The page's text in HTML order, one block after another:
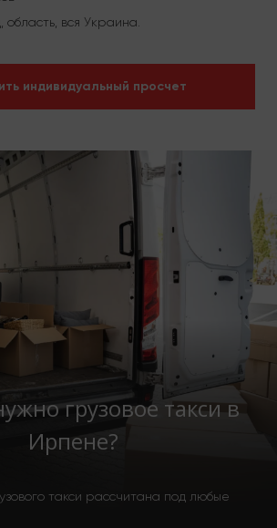
вся Украина.
индивидуальный просчет
грузовое такси в
Ирпене?
такси рассчитана под любые